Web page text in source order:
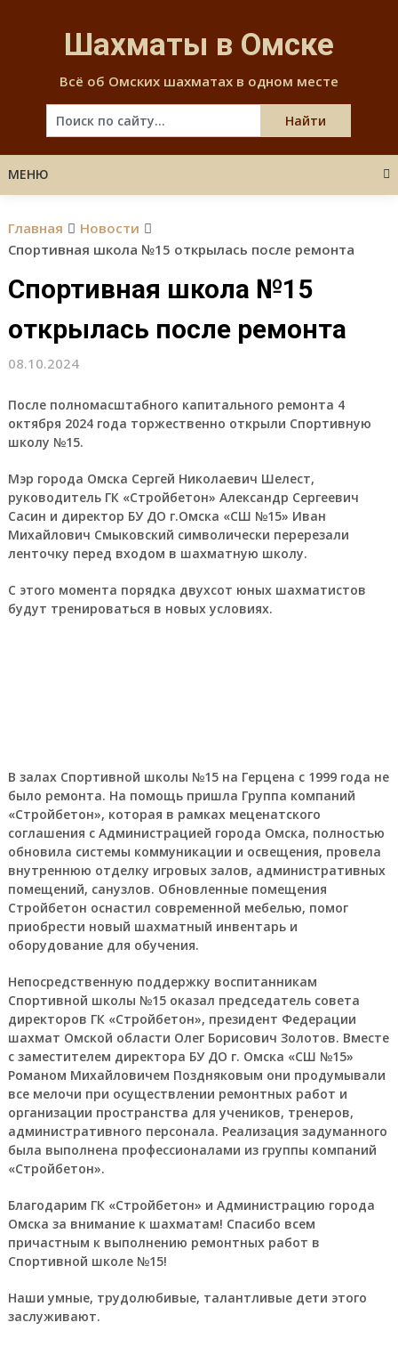
content
Шахматы в Омске
Всё об Омских шахматах в одном месте
МЕНЮ
Главная
Новости
Спортивная школа №15 открылась после ремонта
Спортивная школа №15
открылась после ремонта
08.10.2024
После полномасштабного капитального ремонта 4
октября 2024 года торжественно открыли Спортивную
школу №15.
Мэр города Омска Сергей Николаевич Шелест,
руководитель ГК «Стройбетон» Александр Сергеевич
Сасин и директор БУ ДО г.Омска «СШ №15» Иван
Михайлович Смыковский символически перерезали
ленточку перед входом в шахматную школу.
С этого момента порядка двухсот юных шахматистов
будут тренироваться в новых условиях.
В залах Спортивной школы №15 на Герцена с 1999 года не
было ремонта. На помощь пришла Группа компаний
«Стройбетон», которая в рамках меценатского
соглашения с Администрацией города Омска, полностью
обновила системы коммуникации и освещения, провела
внутреннюю отделку игровых залов, административных
помещений, санузлов. Обновленные помещения
Стройбетон оснастил современной мебелью, помог
приобрести новый шахматный инвентарь и
оборудование для обучения.
Непосредственную поддержку воспитанникам
Спортивной школы №15 оказал председатель совета
директоров ГК «Стройбетон», президент Федерации
шахмат Омской области Олег Борисович Золотов. Вместе
с заместителем директора БУ ДО г. Омска «СШ №15»
Романом Михайловичем Поздняковым они продумывали
все мелочи при осуществлении ремонтных работ и
организации пространства для учеников, тренеров,
административного персонала. Реализация задуманного
была выполнена профессионалами из группы компаний
«Стройбетон».
Благодарим ГК «Стройбетон» и Администрацию города
Омска за внимание к шахматам! Спасибо всем
причастным к выполнению ремонтных работ в
Спортивной школе №15!
Наши умные, трудолюбивые, талантливые дети этого
заслуживают.